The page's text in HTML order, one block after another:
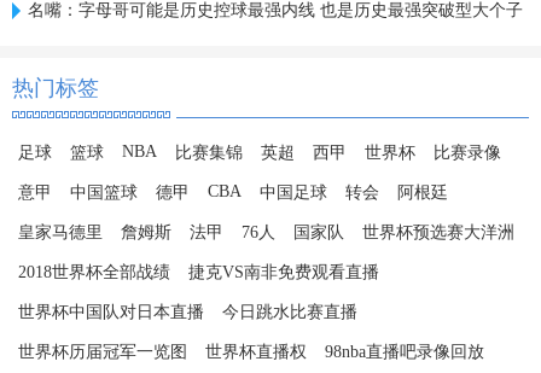
名嘴：字母哥可能是历史控球最强内线 也是历史最强突破型大个子
热门标签
足球 篮球 NBA 比赛集锦 英超 西甲 世界杯 比赛录像
意甲 中国篮球 德甲 CBA 中国足球 转会 阿根廷
皇家马德里 詹姆斯 法甲 76人 国家队 世界杯预选赛大洋洲
2018世界杯全部战绩 捷克VS南非免费观看直播
世界杯中国队对日本直播 今日跳水比赛直播
世界杯历届冠军一览图 世界杯直播权 98nba直播吧录像回放